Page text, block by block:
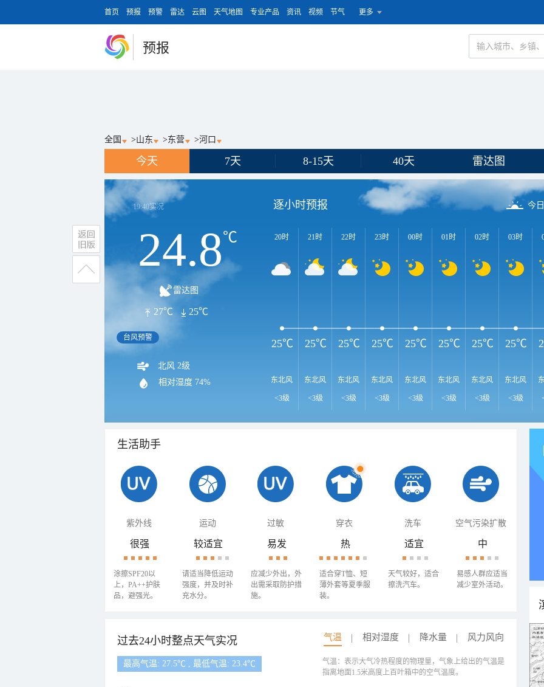
首页 预报 预警 雷达 云图 天气地图 专业产品 资讯 视频 节气 更多
预报
全国 >山东 >东营 >河口
今天 7天 8-15天 40天 雷达图
19:40实况
24.8℃
雷达图
27℃ 25℃
台风预警
北风 2级
相对湿度 74%
逐小时预报 今
20时
东北风
<3级
21时
东北风
<3级
22时
东北风
<3级
23时
东北风
<3级
00时
东北风
<3级
01时
东北风
<3级
02时
东北风
<3级
03时
东北风
<3级
25℃ 25℃ 25℃ 25℃ 25℃ 25℃ 25℃ 25℃
生活助手
紫外线 运动 过敏 穿衣 洗车 空气污染扩散
很强
涂擦SPF20以
上，PA++护肤
品，避强光。
较适宜
请适当降低运动
强度，并及时补
充水分。
易发
应减少外出，外
出需采取防护措
施。
热
适合穿T恤、短
薄外套等夏季服
装。
适宜
天气较好，适合
擦洗汽车。
中
易感人群应适当
减少室外活动。
过去24小时整点天气实况 气温 相对湿度 降水量 风力风向
最高气温: 27.5℃ , 最低气温: 23.4℃
气温：表示大气冷热程度的物理量，气象上给出的气温是
指离地面1.5米高度上百叶箱中的空气温度。